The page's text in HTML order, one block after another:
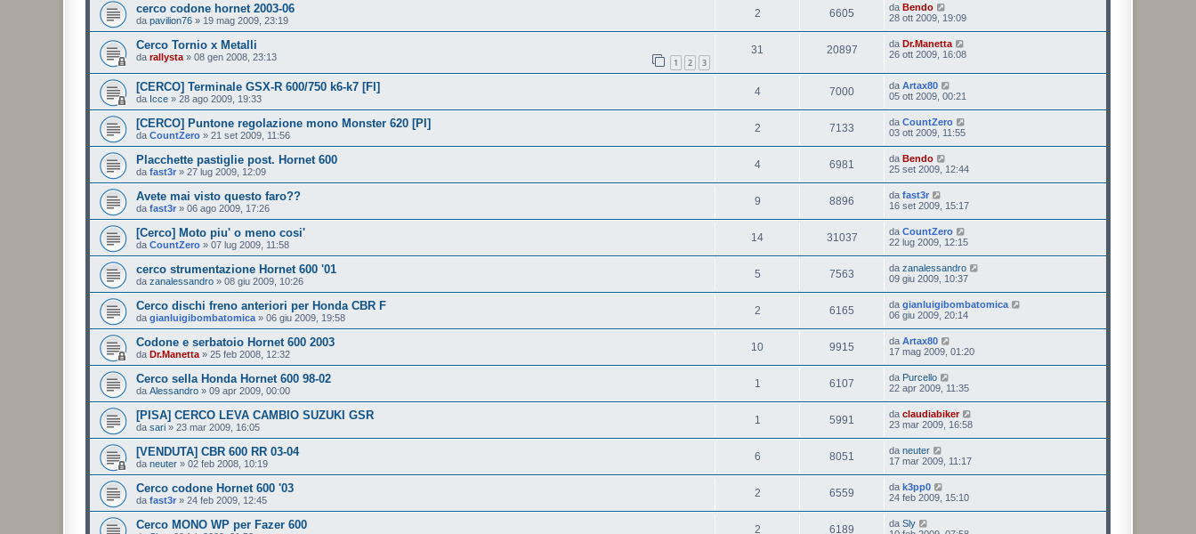
cerco codone hornet 2003-06
da pavilion76 » 19 mag 2009, 23:19
2 6605 da Bendo
28 ott 2009, 19:09
Cerco Tornio x Metalli
da rallysta » 08 gen 2008, 23:13 1 2 3
31 20897 da Dr.Manetta
26 ott 2009, 16:08
[CERCO] Terminale GSX-R 600/750 k6-k7 [FI]
da Icce » 28 ago 2009, 19:33
4 7000 da Artax80
05 ott 2009, 00:21
[CERCO] Puntone regolazione mono Monster 620 [PI]
da CountZero » 21 set 2009, 11:56
2 7133 da CountZero
03 ott 2009, 11:55
Placchette pastiglie post. Hornet 600
da fast3r » 27 lug 2009, 12:09
4 6981 da Bendo
25 set 2009, 12:44
Avete mai visto questo faro??
da fast3r » 06 ago 2009, 17:26
9 8896 da fast3r
16 set 2009, 15:17
[Cerco] Moto piu' o meno cosi'
da CountZero » 07 lug 2009, 11:58
14 31037 da CountZero
22 lug 2009, 12:15
cerco strumentazione Hornet 600 '01
da zanalessandro » 08 giu 2009, 10:26
5 7563 da zanalessandro
09 giu 2009, 10:37
Cerco dischi freno anteriori per Honda CBR F
da gianluigibombatomica » 06 giu 2009, 19:58
2 6165 da gianluigibombatomica
06 giu 2009, 20:14
Codone e serbatoio Hornet 600 2003
da Dr.Manetta » 25 feb 2008, 12:32
10 9915 da Artax80
17 mag 2009, 01:20
Cerco sella Honda Hornet 600 98-02
da Alessandro » 09 apr 2009, 00:00
1 6107 da Purcello
22 apr 2009, 11:35
[PISA] CERCO LEVA CAMBIO SUZUKI GSR
da sari » 23 mar 2009, 16:05
1 5991 da claudiabiker
23 mar 2009, 16:58
[VENDUTA] CBR 600 RR 03-04
da neuter » 02 feb 2008, 10:19
6 8051 da neuter
17 mar 2009, 11:17
Cerco codone Hornet 600 '03
da fast3r » 24 feb 2009, 12:45
2 6559 da k3pp0
24 feb 2009, 15:10
Cerco MONO WP per Fazer 600 2 6189 da Sly